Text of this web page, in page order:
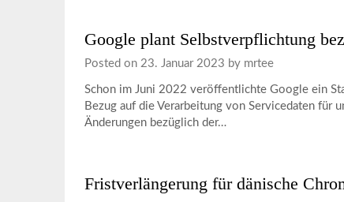
Google plant Selbstverpflichtung
Posted on 23. Januar 2023 by mrtee
Schon im Juni 2022 veröffentlichte Google ein
Bezug auf die Verarbeitung von Servicedaten für
Änderungen bezüglich der…
Fristverlängerung für dänische